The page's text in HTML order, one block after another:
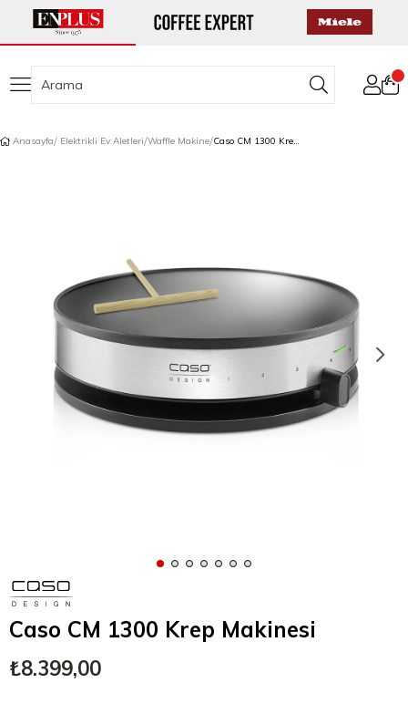
Anasayfa Elektrikli Ev Aletleri Waffle Makine Caso CM 1300 Krep Makinesi
Caso CM 1300 Krep Makinesi
₺8.399,00